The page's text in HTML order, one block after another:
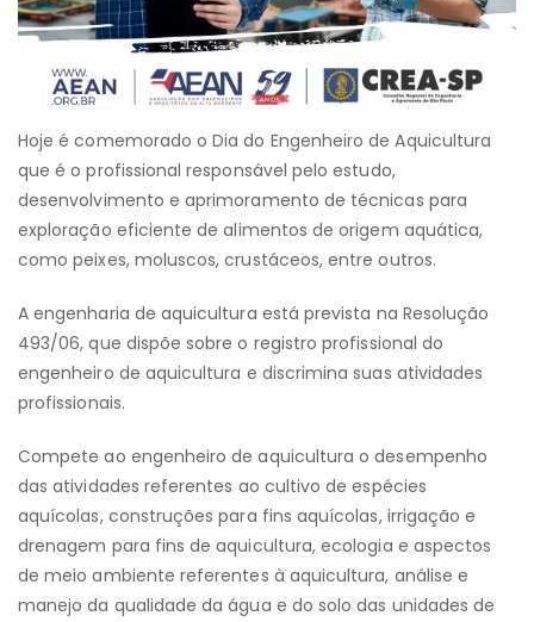
Hoje é comemorado o Dia do Engenheiro de Aquicultura
que é o profissional responsável pelo estudo,
desenvolvimento e aprimoramento de técnicas para
exploração eficiente de alimentos de origem aquática,
como peixes, moluscos, crustáceos, entre outros.
A engenharia de aquicultura está prevista na Resolução
493/06, que dispõe sobre o registro profissional do
engenheiro de aquicultura e discrimina suas atividades
profissionais.
Compete ao engenheiro de aquicultura o desempenho
das atividades referentes ao cultivo de espécies
aquícolas, construções para fins aquícolas, irrigação e
drenagem para fins de aquicultura, ecologia e aspectos
de meio ambiente referentes à aquicultura, análise e
manejo da qualidade da água e do solo das unidades de